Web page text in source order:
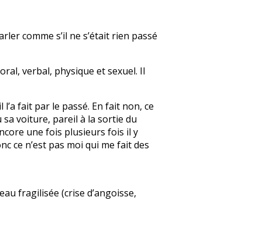
comme s’il ne s’était rien passé
verbal, physique et sexuel. Il
fait par le passé. En fait non, ce
sa voiture, pareil à la sortie du
une fois plusieurs fois il y
ce n’est pas moi qui me fait des
fragilisée (crise d’angoisse,